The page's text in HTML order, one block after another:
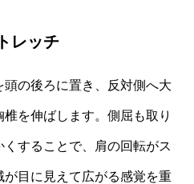
レッチ
の後ろに置き、反対側へ大
を伸ばします。側屈も取り
することで、肩の回転がス
が目に見えて広がる感覚を重